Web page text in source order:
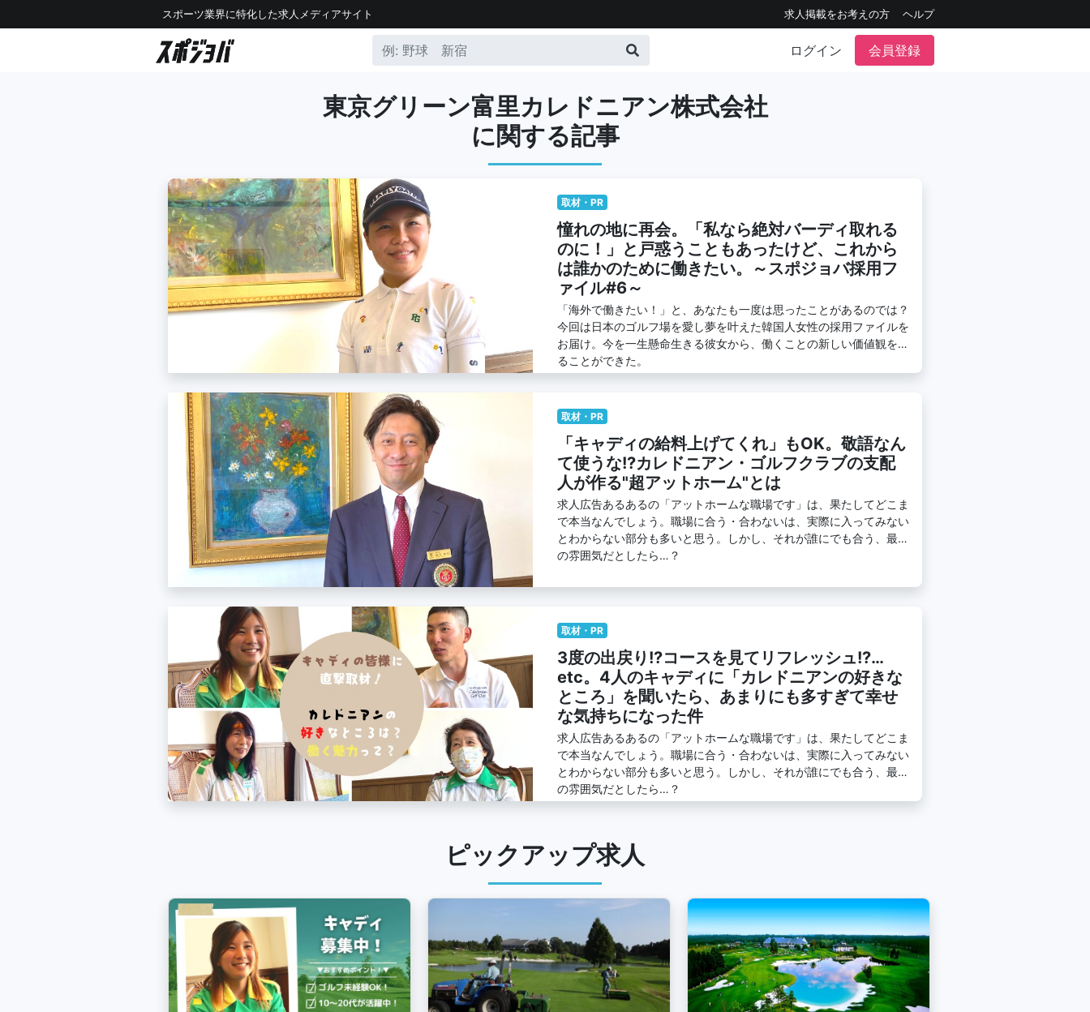
スポーツ業界に特化した求人メディアサイト 求人掲載をお考えの方 ヘルプ
ログイン 会員登録
東京グリーン富里カレドニアン株式会社
に関する記事
取材・PR
憧れの地に再会。「私なら絶対バーディ取れる
のに！」と戸惑うこともあったけど、これから
は誰かのために働きたい。～スポジョバ採用フ
ァイル#6～
「海外で働きたい！」と、あなたも一度は思ったことがあるのでは？
今回は日本のゴルフ場を愛し夢を叶えた韓国人女性の採用ファイルを
お届け。今を一生懸命生きる彼女から、働くことの新しい価値観を知
ることができた。
取材・PR
「キャディの給料上げてくれ」もOK。敬語なん
て使うな!?カレドニアン・ゴルフクラブの支配
人が作る"超アットホーム"とは
求人広告あるあるの「アットホームな職場です」は、果たしてどこま
で本当なんでしょう。職場に合う・合わないは、実際に入ってみない
とわからない部分も多いと思う。しかし、それが誰にでも合う、最高
の雰囲気だとしたら…？
取材・PR
3度の出戻り!?コースを見てリフレッシュ!?…
etc。4人のキャディに「カレドニアンの好きな
ところ」を聞いたら、あまりにも多すぎて幸せ
な気持ちになった件
求人広告あるあるの「アットホームな職場です」は、果たしてどこま
で本当なんでしょう。職場に合う・合わないは、実際に入ってみない
とわからない部分も多いと思う。しかし、それが誰にでも合う、最高
の雰囲気だとしたら…？
ピックアップ求人